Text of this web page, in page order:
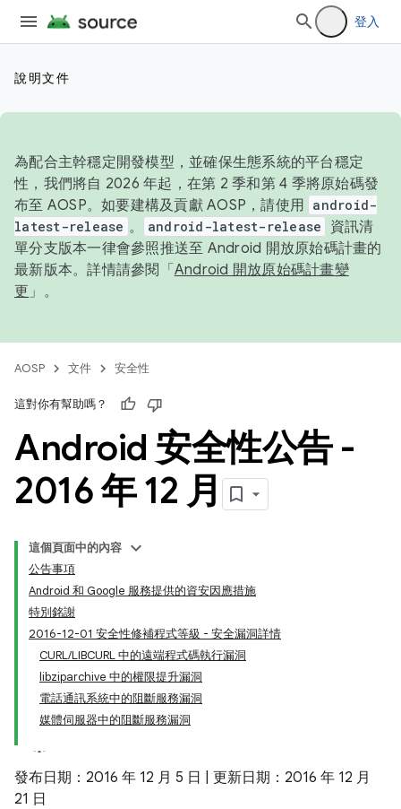
登入
說明文件
為配合主幹穩定開發模型，並確保生態系統的平台穩定
性，我們將自 2026 年起，在第 2 季和第 4 季將原始碼發
布至 AOSP。如要建構及貢獻 AOSP，請使用 android-
latest-release 。 android-latest-release
資訊清
單分支版本一律會參照推送至 Android 開放原始碼計畫的
最新版本。詳情請參閱「 Android 開放原始碼計畫變
更 」。
AOSP 文件 安全性
這對你有幫助嗎？
Android 安全性公告 -
2016 年 12 月
這個頁面中的內容
公告事項
Android 和 Google 服務提供的資安因應措施
特別銘謝
2016-12-01 安全性修補程式等級 - 安全漏洞詳情
CURL/LIBCURL 中的遠端程式碼執行漏洞
libziparchive 中的權限提升漏洞
電話通訊系統中的阻斷服務漏洞
媒體伺服器中的阻斷服務漏洞
發布日期：2016 年 12 月 5 日 | 更新日期：2016 年 12 月
21 日